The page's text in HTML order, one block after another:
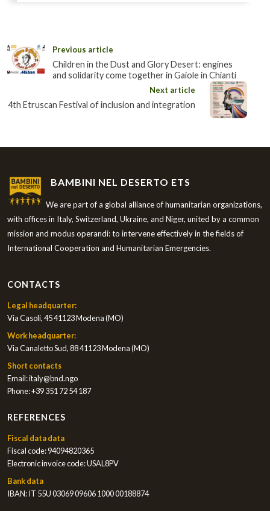
Previous article
Children in the Dust and Glory Desert: engines
and solidarity come together in Gaiole in Chianti
Next article
4th Etruscan Festival of inclusion and integration
BAMBINI NEL DESERTO ETS
We are part of a global alliance of humanitarian organizations,
with offices in Italy, Switzerland, Ukraine, and Niger, united by a common
mission and modus operandi: to intervene effectively in the fields of
International Cooperation and Humanitarian Emergencies.
CONTACTS
Legal headquarter:
Via Casoli, 45 41123 Modena (MO)
Work headquarter:
Via Canaletto Sud, 88 41123 Modena (MO)
Short contacts
Email:italy@bnd.ngo
Phone:+39 351 72 54 187
REFERENCES
Fiscal data data
Fiscal code: 94094820365
Electronic invoice code: USAL8PV
Bank data
IBAN: IT 55U 03069 09606 1000 00188874